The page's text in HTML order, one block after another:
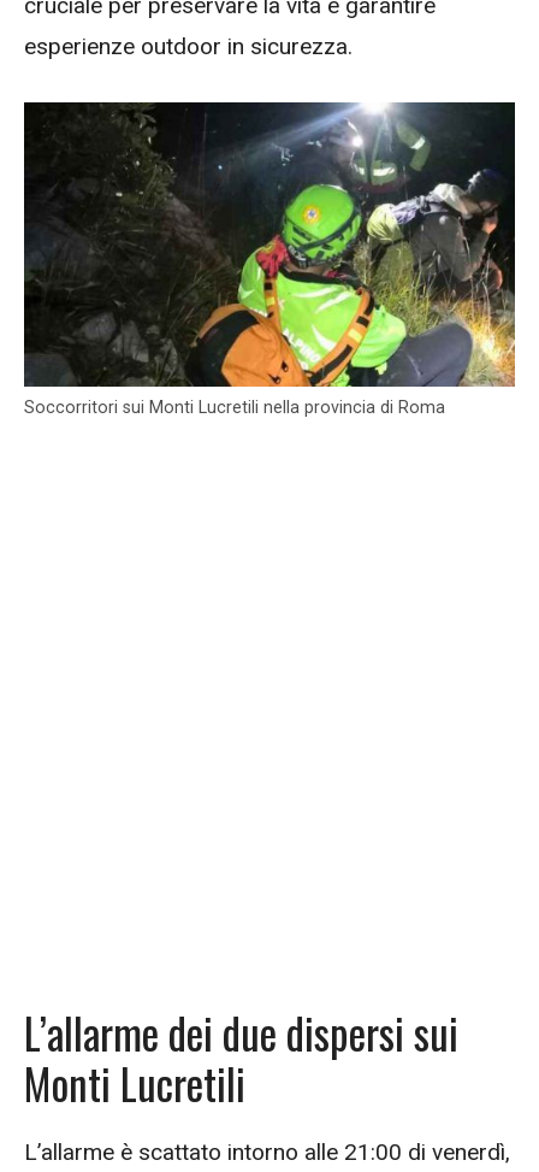
cruciale per preservare la vita e garantire
esperienze outdoor in sicurezza.
Soccorritori sui Monti Lucretili nella provincia di Roma
L’allarme dei due dispersi sui
Monti Lucretili
L’allarme è scattato intorno alle 21:00 di venerdì,